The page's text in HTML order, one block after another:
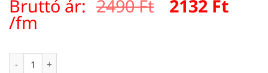
Bruttó ár: 2490Ft Original
2132 Ft
/fm
10×10 cm gerenda – 3 m / 4 m / 5 m / 6 m (lucfenyő)